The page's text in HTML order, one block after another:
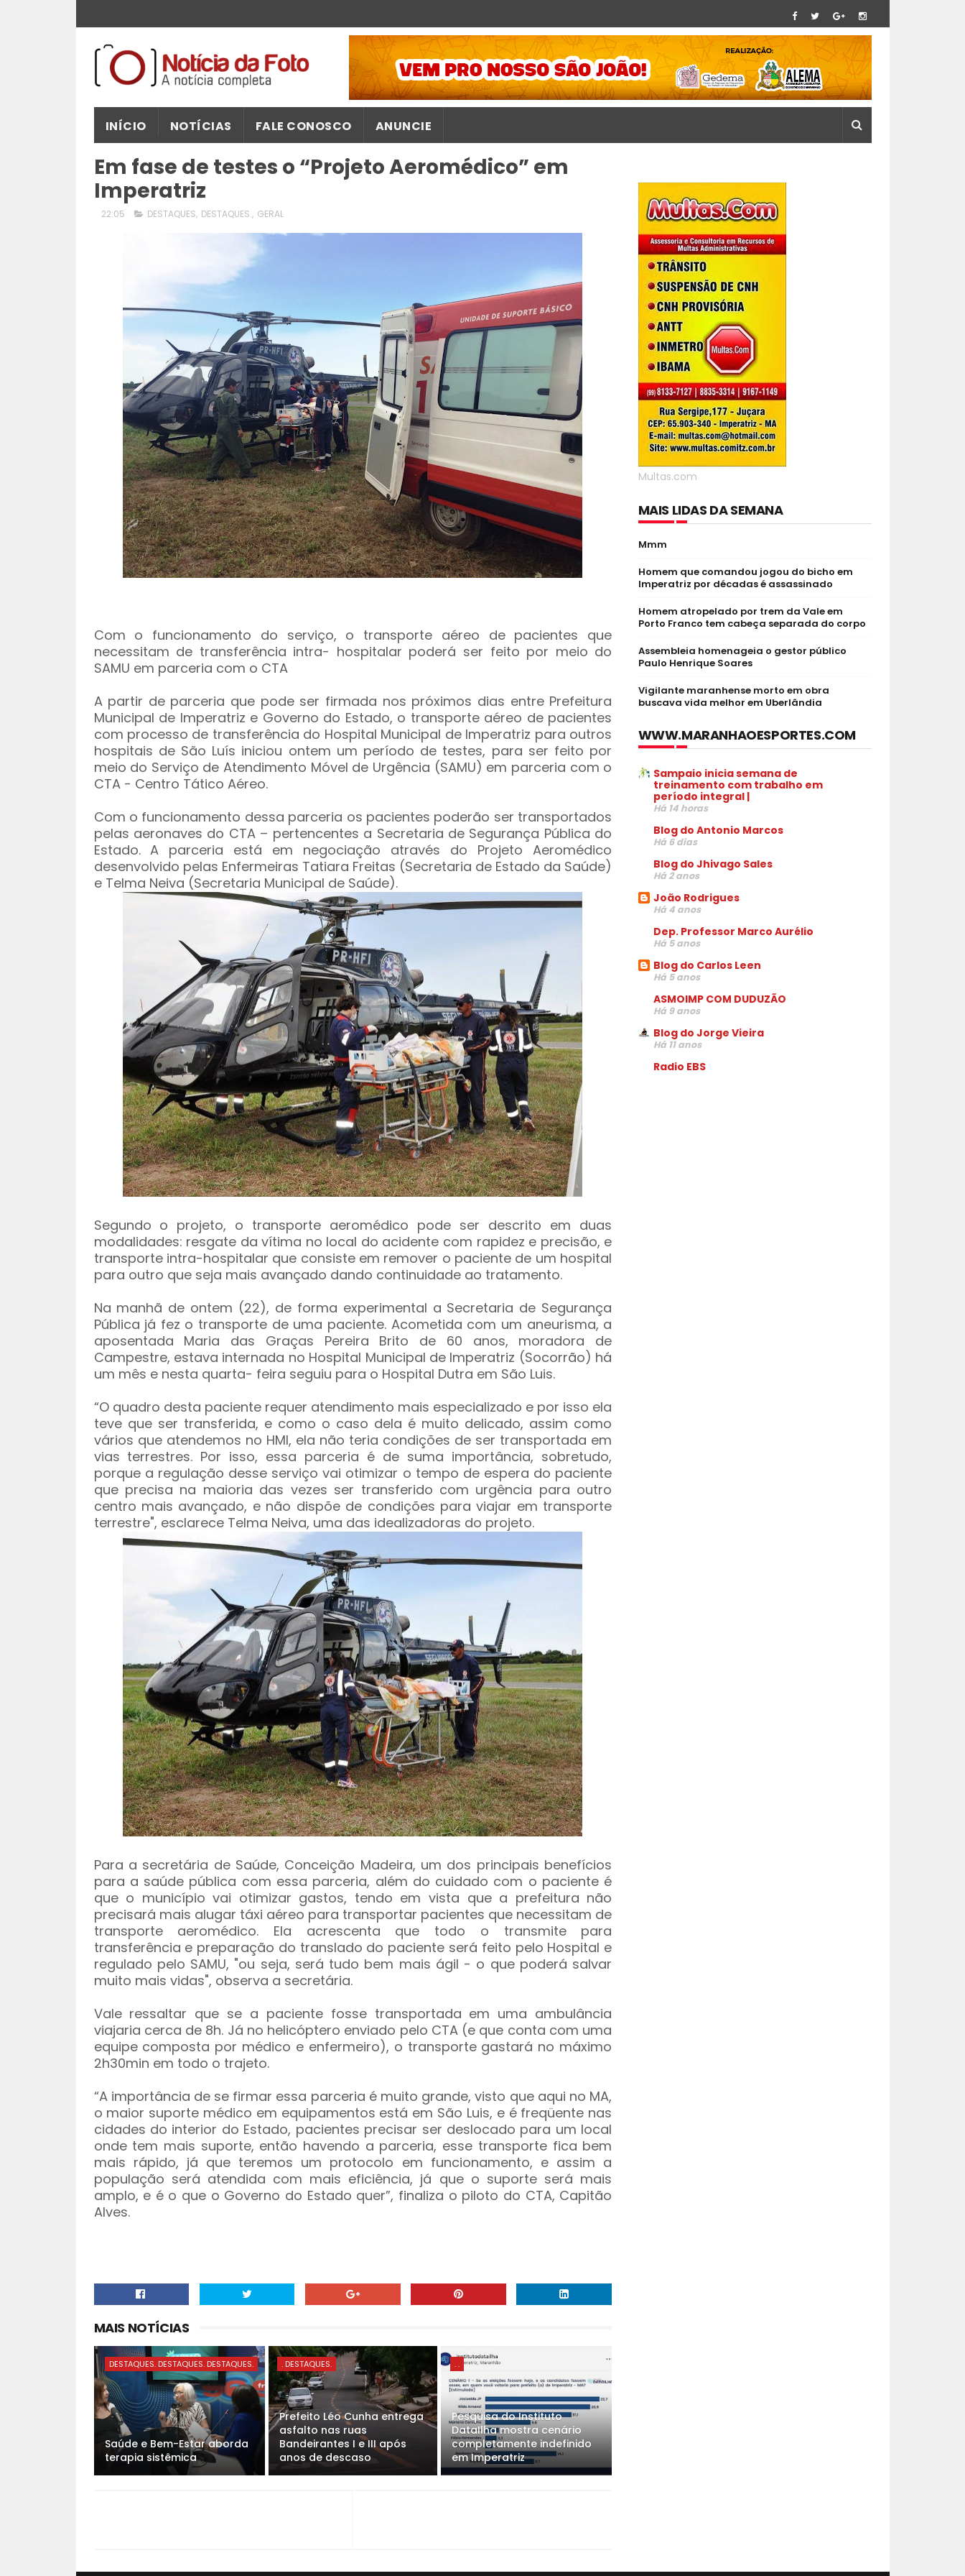
INÍCIO NOTÍCIAS FALE CONOSCO ANUNCIE
Em fase de testes o “Projeto Aeromédico” em
Imperatriz
22:05 DESTAQUES, DESTAQUES., GERAL
Com o funcionamento do serviço, o transporte aéreo de pacientes que
necessitam de transferência intra- hospitalar poderá ser feito por meio do
SAMU em parceria com o CTA
A partir de parceria que pode ser firmada nos próximos dias entre Prefeitura
Municipal de Imperatriz e Governo do Estado, o transporte aéreo de pacientes
com processo de transferência do Hospital Municipal de Imperatriz para outros
hospitais de São Luís iniciou ontem um período de testes, para ser feito por
meio do Serviço de Atendimento Móvel de Urgência (SAMU) em parceria com o
CTA - Centro Tático Aéreo.
Com o funcionamento dessa parceria os pacientes poderão ser transportados
pelas aeronaves do CTA – pertencentes a Secretaria de Segurança Pública do
Estado. A parceria está em negociação através do Projeto Aeromédico
desenvolvido pelas Enfermeiras Tatiara Freitas (Secretaria de Estado da Saúde)
e Telma Neiva (Secretaria Municipal de Saúde).
Segundo o projeto, o transporte aeromédico pode ser descrito em duas
modalidades: resgate da vítima no local do acidente com rapidez e precisão, e
transporte intra-hospitalar que consiste em remover o paciente de um hospital
para outro que seja mais avançado dando continuidade ao tratamento.
Na manhã de ontem (22), de forma experimental a Secretaria de Segurança
Pública já fez o transporte de uma paciente. Acometida com um aneurisma, a
aposentada Maria das Graças Pereira Brito de 60 anos, moradora de
Campestre, estava internada no Hospital Municipal de Imperatriz (Socorrão) há
um mês e nesta quarta- feira seguiu para o Hospital Dutra em São Luis.
“O quadro desta paciente requer atendimento mais especializado e por isso ela
teve que ser transferida, e como o caso dela é muito delicado, assim como
vários que atendemos no HMI, ela não teria condições de ser transportada em
vias terrestres. Por isso, essa parceria é de suma importância, sobretudo,
porque a regulação desse serviço vai otimizar o tempo de espera do paciente
que precisa na maioria das vezes ser transferido com urgência para outro
centro mais avançado, e não dispõe de condições para viajar em transporte
terrestre", esclarece Telma Neiva, uma das idealizadoras do projeto.
Para a secretária de Saúde, Conceição Madeira, um dos principais benefícios
para a saúde pública com essa parceria, além do cuidado com o paciente é
que o município vai otimizar gastos, tendo em vista que a prefeitura não
precisará mais alugar táxi aéreo para transportar pacientes que necessitam de
transporte aeromédico. Ela acrescenta que todo o transmite para
transferência e preparação do translado do paciente será feito pelo Hospital e
regulado pelo SAMU, "ou seja, será tudo bem mais ágil - o que poderá salvar
muito mais vidas", observa a secretária.
Vale ressaltar que se a paciente fosse transportada em uma ambulância
viajaria cerca de 8h. Já no helicóptero enviado pelo CTA (e que conta com uma
equipe composta por médico e enfermeiro), o transporte gastará no máximo
2h30min em todo o trajeto.
“A importância de se firmar essa parceria é muito grande, visto que aqui no MA,
o maior suporte médico em equipamentos está em São Luis, e é freqüente nas
cidades do interior do Estado, pacientes precisar ser deslocado para um local
onde tem mais suporte, então havendo a parceria, esse transporte fica bem
mais rápido, já que teremos um protocolo em funcionamento, e assim a
população será atendida com mais eficiência, já que o suporte será mais
amplo, e é o que o Governo do Estado quer”, finaliza o piloto do CTA, Capitão
Alves.
MAIS NOTÍCIAS
DESTAQUES. DESTAQUES. DESTAQUES.
Saúde e Bem-Estar aborda
terapia sistêmica
. DESTAQUES.
Prefeito Léo Cunha entrega
asfalto nas ruas
Bandeirantes I e III após
anos de descaso
. .
Pesquisa do Instituto
DataIlha mostra cenário
completamente indefinido
em Imperatriz
Multas.com
MAIS LIDAS DA SEMANA
Mmm
Homem que comandou jogou do bicho em
Imperatriz por décadas é assassinado
Homem atropelado por trem da Vale em
Porto Franco tem cabeça separada do corpo
Assembleia homenageia o gestor público
Paulo Henrique Soares
Vigilante maranhense morto em obra
buscava vida melhor em Uberlândia
WWW.MARANHAOESPORTES.COM
Sampaio inicia semana de
treinamento com trabalho em
período integral |
Há 14 horas
Blog do Antonio Marcos
Há 6 dias
Blog do Jhivago Sales
Há 2 anos
João Rodrigues
Há 4 anos
Dep. Professor Marco Aurélio
Há 5 anos
Blog do Carlos Leen
Há 5 anos
ASMOIMP COM DUDUZÃO
Há 9 anos
Blog do Jorge Vieira
Há 11 anos
Radio EBS